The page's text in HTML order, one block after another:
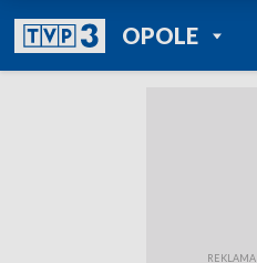
OPOLEPOWRÓT DO
TVP REGIONY